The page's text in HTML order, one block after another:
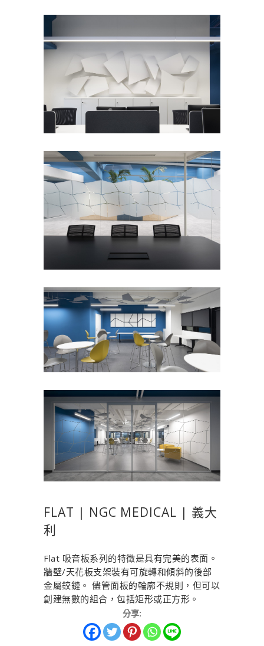
FLAT | NGC MEDICAL | 義大
利
Flat 吸音板系列的特徵是具有完美的表面。
牆壁/天花板支架裝有可旋轉和傾斜的後部
金屬鉸鏈。 儘管面板的輪廓不規則，但可以
創建無數的組合，包括矩形或正方形。
分享: